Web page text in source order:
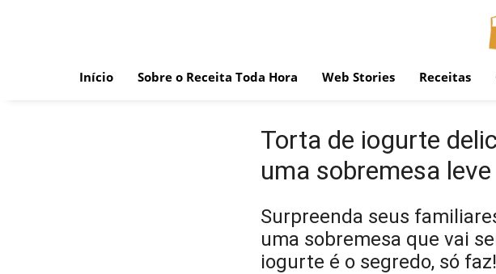
Início Sobre o Receita Toda Hora Web Stories Receitas
Torta de iogurte
uma sobremesa
Surpreenda seus
uma sobremesa que vai
iogurte é o segredo, só faz!